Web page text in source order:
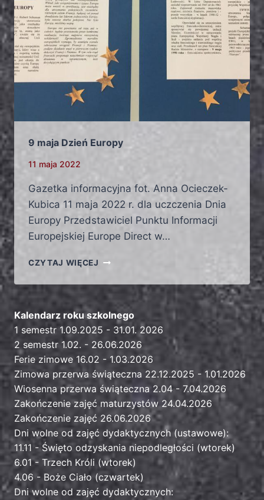
9 maja Dzień Europy
11 maja 2022
Gazetka informacyjna fot. Anna Ocieczek-
Kubica 11 maja 2022 r. dla uczczenia Dnia
Europy Przedstawiciel Punktu Informacji
Europejskiej Europe Direct w…
CZYTAJ WIĘCEJ
Kalendarz roku szkolnego
1 semestr 1.09.2025 - 31.01. 2026
2 semestr 1.02. - 26.06.2026
Ferie zimowe 16.02 - 1.03.2026
Zimowa przerwa świąteczna 22.12.2025 - 1.01.2026
Wiosenna przerwa świąteczna 2.04 - 7.04.2026
Zakończenie zajęć maturzystów 24.04.2026
Zakończenie zajęć 26.06.2026
Dni wolne od zajęć dydaktycznych (ustawowe):
11.11 - Święto odzyskania niepodległości (wtorek)
6.01 - Trzech Króli (wtorek)
4.06 - Boże Ciało (czwartek)
Dni wolne od zajęć dydaktycznych: